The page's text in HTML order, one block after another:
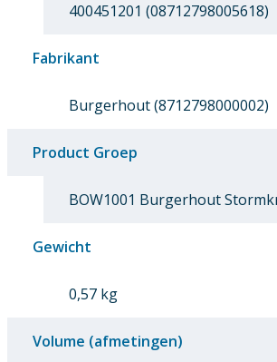
400451201 (08712798005618)
Fabrikant
Burgerhout (8712798000002)
Product Groep
BOW1001 Burgerhout
Gewicht
0,57 kg
Volume (afmetingen)